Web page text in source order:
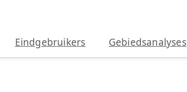
Eindgebruikers Gebiedsanalyses